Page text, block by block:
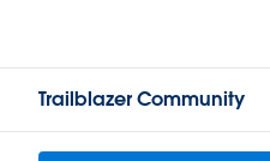
Trailblazer Community